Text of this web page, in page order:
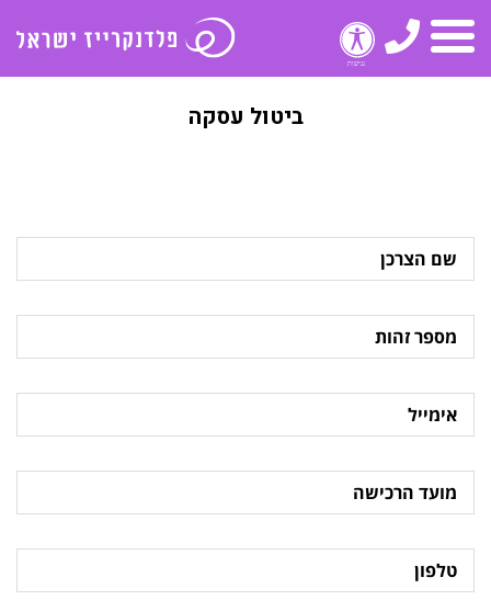
תפריט
טלפון
ביטול עסקה
הצרכן
מספר
זהות
אימייל
מועד
הרכישה
טלפון